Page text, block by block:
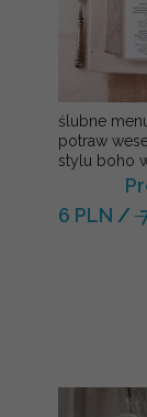
ślubne
potraw
stylu boho
6 PLN /